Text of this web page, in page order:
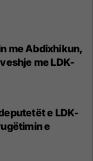
me Abdixhikun,
me LDK-
e LDK-
e